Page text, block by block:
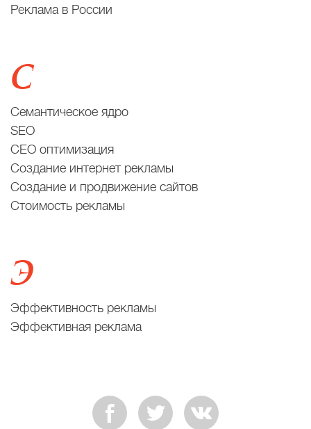
Реклама в России
С
Семантическое ядро
SEO
СЕО оптимизация
Создание интернет рекламы
Создание и продвижение сайтов
Стоимость рекламы
Э
Эффективность рекламы
Эффективная реклама